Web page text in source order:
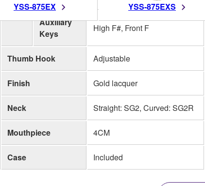
YSS-875EX YSS-875EXS
Keys
Auxiliary
Keys
High F#, Front F
Thumb Hook Adjustable
Finish Gold lacquer
Neck Straight: SG2, Curved: SG2R
Mouthpiece 4CM
Case Included